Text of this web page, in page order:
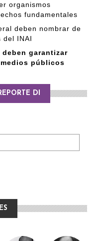
organismos
fundamentales
deben nombrar de
del INAI
garantizar
públicos
DI